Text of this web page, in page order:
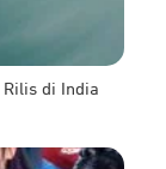
Rilis di India